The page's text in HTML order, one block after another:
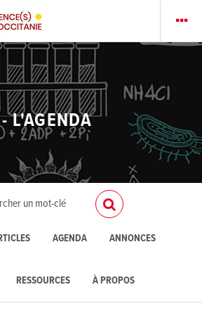
L'AGENDA
AGENDA ANNONCES
RESSOURCES À PROPOS